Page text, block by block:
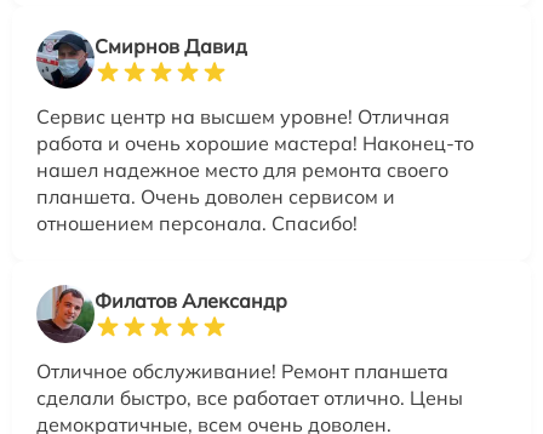
Смирнов Давид
Сервис центр на высшем уровне! Отличная
работа и очень хорошие мастера! Наконец-то
нашел надежное место для ремонта своего
планшета. Очень доволен сервисом и
отношением персонала. Спасибо!
Филатов Александр
Отличное обслуживание! Ремонт планшета
сделали быстро, все работает отлично. Цены
демократичные, всем очень доволен.